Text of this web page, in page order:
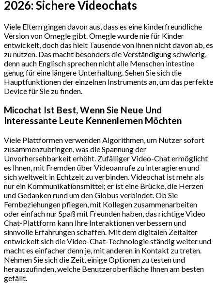
2026: Sichere Videochats
Viele Eltern gingen davon aus, dass es eine kinderfreundliche
Version von Omegle gibt. Omegle wurde nie für Kinder
entwickelt, doch das hielt Tausende von ihnen nicht davon ab, es
zu nutzen. Das macht besonders die Verständigung schwierig,
denn auch Englisch sprechen nicht alle Menschen intestine
genug für eine längere Unterhaltung. Sehen Sie sich die
Hauptfunktionen der einzelnen Instruments an, um das perfekte
Device für Sie zu finden.
Micochat Ist Best, Wenn Sie Neue Und
Interessante Leute Kennenlernen Möchten
Viele Plattformen verwenden Algorithmen, um Nutzer sofort
zusammenzubringen, was die Spannung der
Unvorhersehbarkeit erhöht. Zufälliger Video-Chat ermöglicht
es Ihnen, mit Fremden über Videoanrufe zu interagieren und
sich weltweit in Echtzeit zu verbinden. Videochat ist mehr als
nur ein Kommunikationsmittel; er ist eine Brücke, die Herzen
und Gedanken rund um den Globus verbindet. Ob Sie
Fernbeziehungen pflegen, mit Kollegen zusammenarbeiten
oder einfach nur Spaß mit Freunden haben, das richtige Video
Chat-Plattform kann Ihre Interaktionen verbessern und
sinnvolle Erfahrungen schaffen. Mit dem digitalen Zeitalter
entwickelt sich die Video-Chat-Technologie ständig weiter und
macht es einfacher denn je, mit anderen in Kontakt zu treten.
Nehmen Sie sich die Zeit, einige Optionen zu testen und
herauszufinden, welche Benutzeroberfläche Ihnen am besten
gefällt.